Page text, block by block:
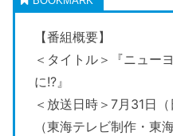
【番組概要】
＜タイトル＞『ニュー
に!?』
＜放送日時＞7月31日
（東海テレビ制作・東